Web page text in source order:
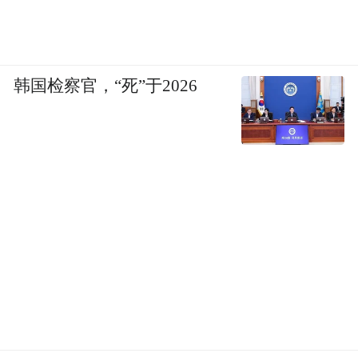
韩国检察官，“死”于2026